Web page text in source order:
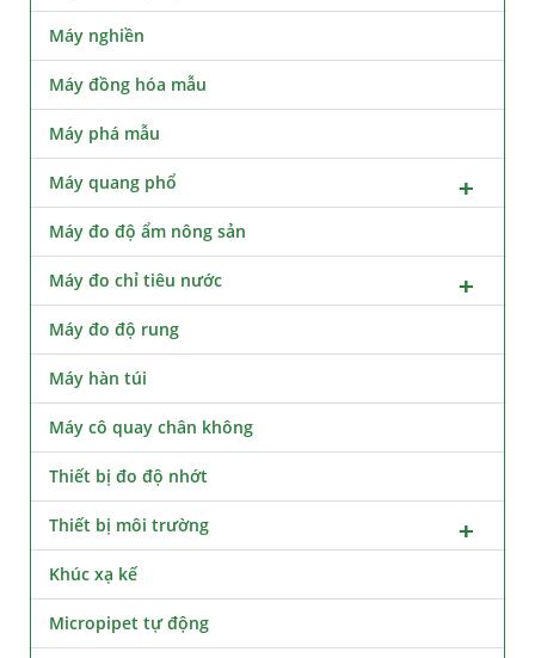
Máy nghiền
Máy đồng hóa mẫu
Máy phá mẫu
Máy quang phổ
Máy đo độ ẩm nông sản
Máy đo chỉ tiêu nước
Máy đo độ rung
Máy hàn túi
Máy cô quay chân không
Thiết bị đo độ nhớt
Thiết bị môi trường
Khúc xạ kế
Micropipet tự động